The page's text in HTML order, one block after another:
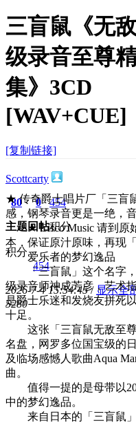
三盲鼠《无
级录音至尊
集》3CD
[WAV+CUE]
[复制链接]
Scottcarty
80
主题
0
回帖
454
积分
积分
454
2026-7-4 15:54:45 / 显示全
5280
★ 传奇爵士唱片厂「三盲
感，钢琴录音更是一绝，
★ Cisco Music 请到原始
本，保证原汁原味，再现
爱乐者的梦幻逸品
「三盲鼠」这个名字，
级录音师神成芳彦，艺术
是爵士乐迷和发烧友拼死
十足。
这张「三盲鼠无敌至尊
名盘，网罗多位国宝级的
及临场感憾人歌曲Aqua
曲。
值得一提的是母带以
中的梦幻逸品。
来自日本的「三盲鼠」